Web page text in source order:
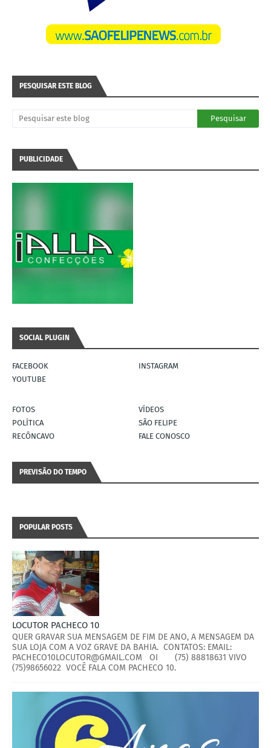
PESQUISAR ESTE BLOG
PUBLICIDADE
SOCIAL PLUGIN
FACEBOOK
INSTAGRAM
YOUTUBE
FOTOS
VÍDEOS
POLÍTICA
SÃO FELIPE
RECÔNCAVO
FALE CONOSCO
PREVISÃO DO TEMPO
POPULAR POSTS
LOCUTOR PACHECO 10
QUER GRAVAR SUA MENSAGEM DE FIM DE ANO, A MENSAGEM DA
SUA LOJA COM A VOZ GRAVE DA BAHIA. CONTATOS: EMAIL:
PACHECO10LOCUTOR@GMAIL.COM OI (75) 88818631 VIVO
(75)98656022 VOCÊ FALA COM PACHECO 10.